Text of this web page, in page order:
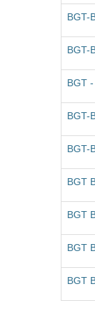
BGT-
BGT-
BGT
BGT-
BGT-
BGT
BGT
BGT
BGT